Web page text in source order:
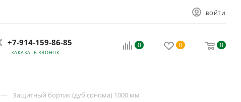
ВОЙТИ
+7-914-159-86-85
ЗАКАЗАТЬ ЗВОНОК
0 0 0
— Защитный бортик (дуб сонома) 1000 мм